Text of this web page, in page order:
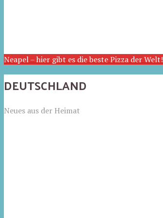
Neapel – hier gibt es die beste Pizza der Welt!
DEUTSCHLAND
Neues aus der Heimat